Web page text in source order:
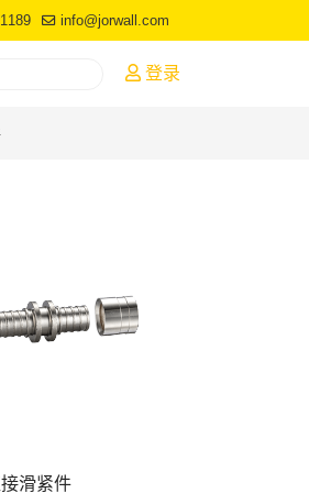
info@jorwall.com
登录
滑紧件